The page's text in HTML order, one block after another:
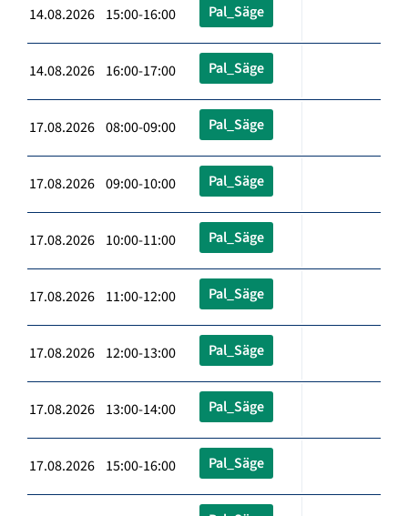
14.08.2026 15:00-16:00 Pal_Säge
14.08.2026 16:00-17:00 Pal_Säge
17.08.2026 08:00-09:00 Pal_Säge
17.08.2026 09:00-10:00 Pal_Säge
17.08.2026 10:00-11:00 Pal_Säge
17.08.2026 11:00-12:00 Pal_Säge
17.08.2026 12:00-13:00 Pal_Säge
17.08.2026 13:00-14:00 Pal_Säge
17.08.2026 15:00-16:00 Pal_Säge